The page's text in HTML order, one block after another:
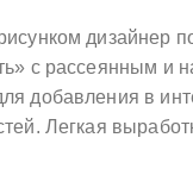
дизайнер
с рассеянным и
добавления в
Легкая